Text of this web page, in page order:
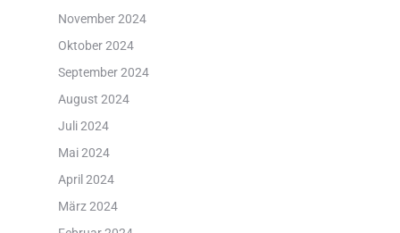
November 2024
Oktober 2024
September 2024
August 2024
Juli 2024
Mai 2024
April 2024
März 2024